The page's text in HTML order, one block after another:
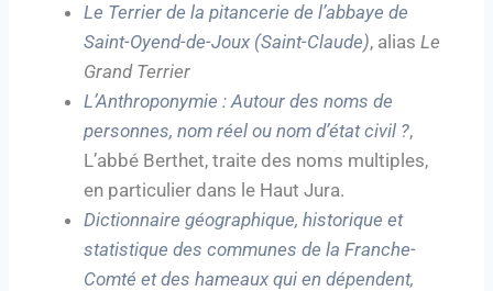
Le Terrier de la pitancerie de l’abbaye de
Saint-Oyend-de-Joux (Saint-Claude), alias Le
Grand Terrier
L’Anthroponymie : Autour des noms de
personnes, nom réel ou nom d’état civil ?,
L’abbé Berthet, traite des noms multiples,
en particulier dans le Haut Jura.
Dictionnaire géographique, historique et
statistique des communes de la Franche-
Comté et des hameaux qui en dépendent,